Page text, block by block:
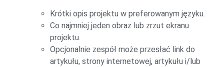
Krótki opis projektu w preferowanym języku.
Co najmniej jeden obraz lub zrzut ekranu
projektu.
Opcjonalnie zespół może przesłać link do
artykułu, strony internetowej, artykułu i/lub